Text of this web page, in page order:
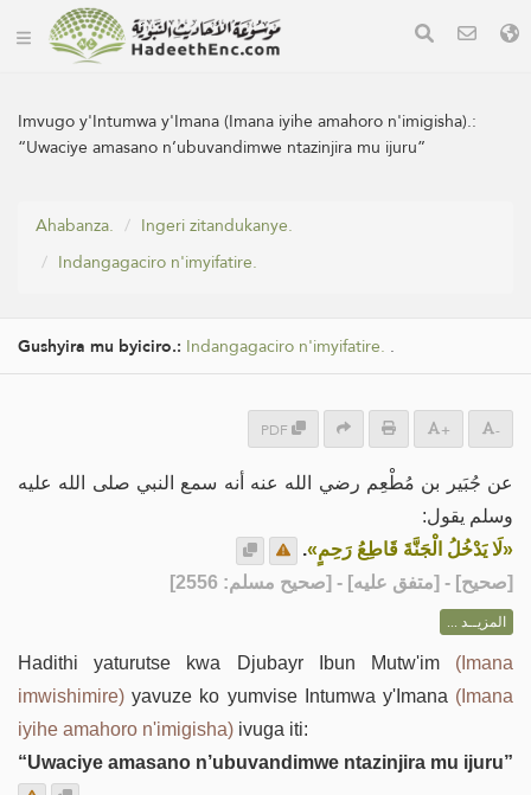
Imvugo y'Intumwa y'Imana (Imana iyihe amahoro n'imigisha).:
“Uwaciye amasano n’ubuvandimwe ntazinjira mu ijuru”
Ahabanza.
Ingeri zitandukanye.
Indangagaciro n'imyifatire.
Gushyira mu byiciro.: Indangagaciro n'imyifatire. .
PDF + -
عن جُبَير بن مُطْعِم رضي الله عنه أنه سمع النبي صلى الله عليه
وسلم يقول:
«لَا يَدْخُلُ الْجَنَّةَ قَاطِعُ رَحِمٍ».
[صحيح] - [متفق عليه] - [صحيح مسلم: 2556]
المزيــد ...
Hadithi yaturutse kwa Djubayr Ibun Mutw'im (Imana
imwishimire) yavuze ko yumvise Intumwa y'Imana (Imana
iyihe amahoro n'imigisha) ivuga iti:
“Uwaciye amasano n’ubuvandimwe ntazinjira mu ijuru”